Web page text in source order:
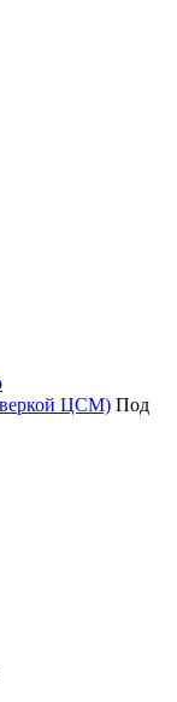
ЦСМ) Под